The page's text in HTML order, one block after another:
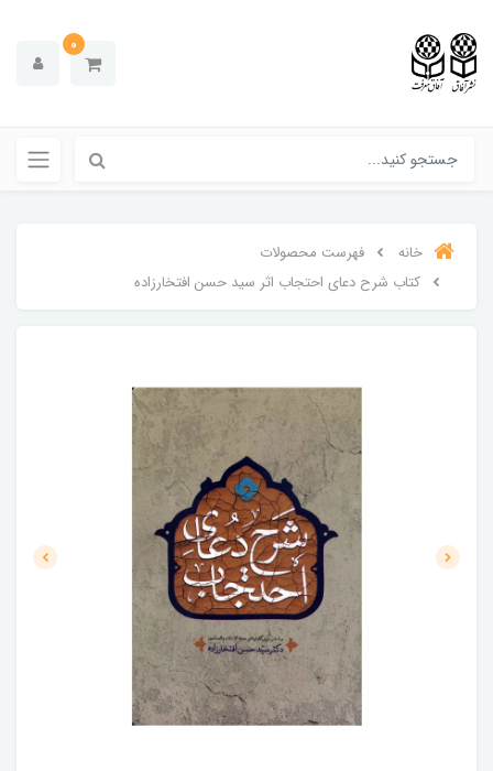
0
خانه
فهرست محصولات
کتاب شرح دعای احتجاب اثر سید حسن افتخارزاده